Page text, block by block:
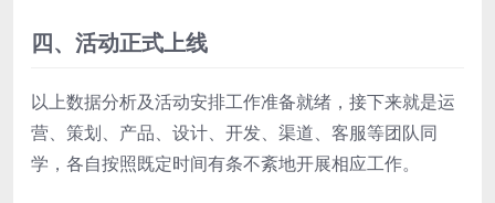
四、活动正式上线
以上数据分析及活动安排工作准备就绪，接下来就是运
营、策划、产品、设计、开发、渠道、客服等团队同
学，各自按照既定时间有条不紊地开展相应工作。